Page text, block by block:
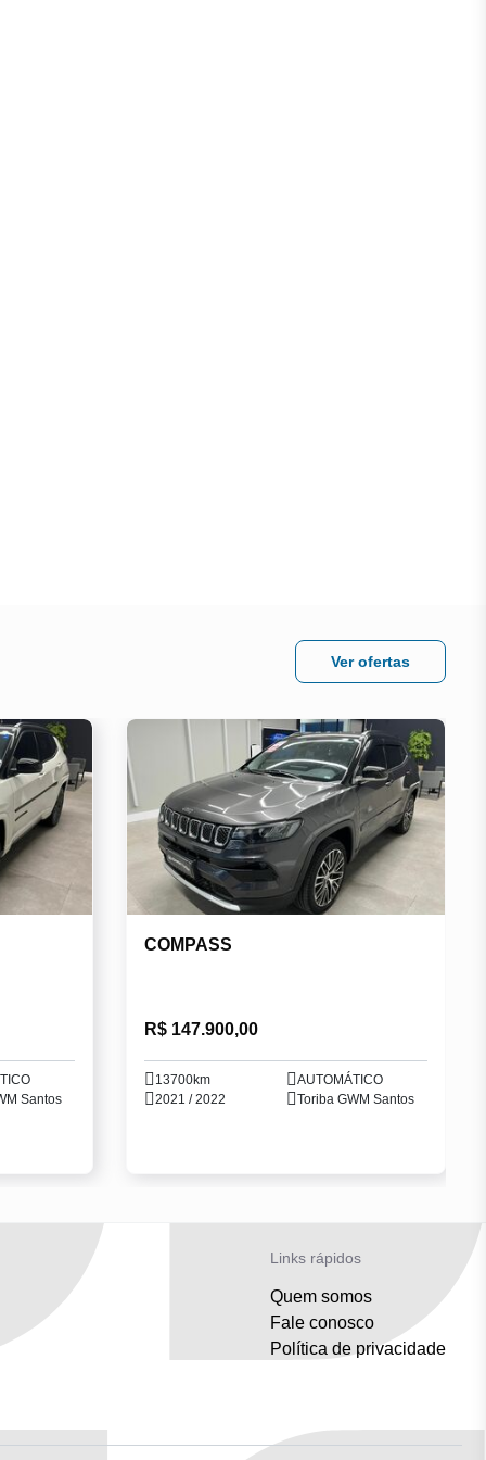
Ver ofertas
Santos
COMPASS
R$ 147.900,00
13700km
AUTOMÁTICO
2021 / 2022
Toriba GWM Santos
Links rápidos
Quem somos
Fale conosco
Política de privacidade